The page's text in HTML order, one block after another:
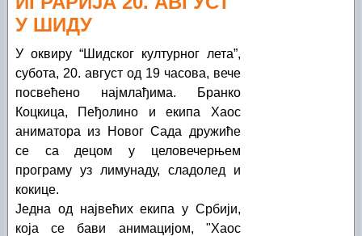
У ШИДУ
У оквиру “Шидског културног лета”,
субота, 20. август од 19 часова, вече
посвећено најмлађима. Бранко
Коцкица, Пеђолино и екипа Хаос
аниматора из Новог Сада дружиће
се са децом у целовечерњем
програму уз лимунаду, сладолед и
кокице.
Једна од највећих екипа у Србији,
која се бави анимацијом, "Хаос